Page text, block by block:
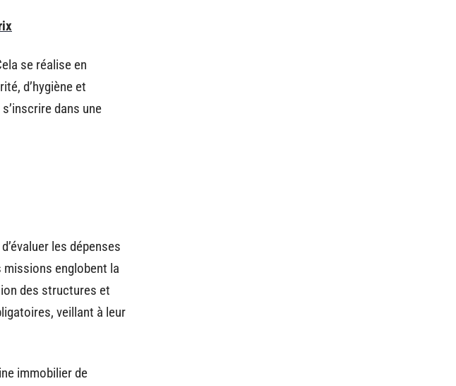
se réalise en
d’hygiène et
dans une
les dépenses
englobent la
des structures et
veillant à leur
immobilier de